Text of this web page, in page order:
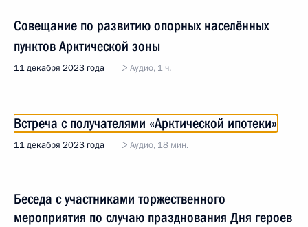
Совещание по развитию опорных населённых
пунктов Арктической зоны
11 декабря 2023 года Аудио, 1 ч.
Встреча с получателями «Арктической ипотеки»
11 декабря 2023 года Аудио, 18 мин.
Беседа с участниками торжественного
мероприятия по случаю празднования Дня героев